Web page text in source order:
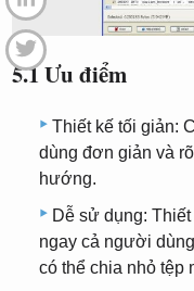
5.1 Ưu điểm
Thiết kế tối giản:
dùng đơn giản và
hướng.
Dễ sử dụng:
ngay cả người
có thể chia nhỏ tệp